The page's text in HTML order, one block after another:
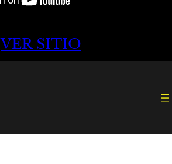
VER SITIO